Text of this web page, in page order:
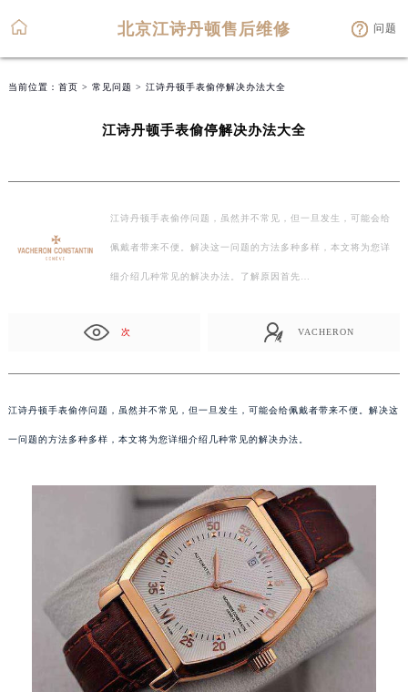
北京江诗丹顿售后维修 问题
当前位置： 首页 > 常见问题 > 江诗丹顿手表偷停解决办法大全
江诗丹顿手表偷停解决办法大全
江诗丹顿手表偷停问题，虽然并不常见，但一旦发生，可能会给
佩戴者带来不便。解决这一问题的方法多种多样，本文将为您详
细介绍几种常见的解决办法。了解原因首先…
次 VACHERON
江诗丹顿手表偷停问题，虽然并不常见，但一旦发生，可能会给佩戴者带来不便。解决这
一问题的方法多种多样，本文将为您详细介绍几种常见的解决办法。